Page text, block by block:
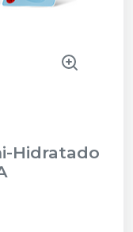
Hidratado